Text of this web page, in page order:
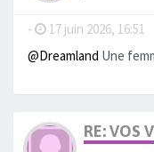
- 17 juin 2026, 16:51
@Dreamland Une
RE: VOS